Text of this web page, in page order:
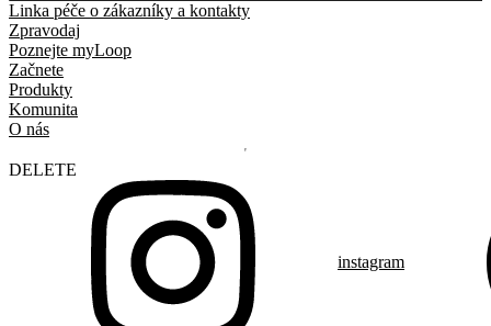
Linka péče o zákazníky a kontakty
Zpravodaj
Poznejte myLoop
Začnete
Produkty
Komunita
O nás
DELETE
instagram